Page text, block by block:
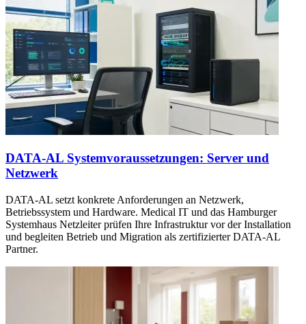
DATA-AL Systemvoraussetzungen: Server und
Netzwerk
DATA-AL setzt konkrete Anforderungen an Netzwerk,
Betriebssystem und Hardware. Medical IT und das Hamburger
Systemhaus Netzleiter prüfen Ihre Infrastruktur vor der Installation
und begleiten Betrieb und Migration als zertifizierter DATA-AL
Partner.